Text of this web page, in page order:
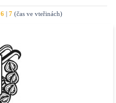
6 | 7 (čas ve vteřinách)